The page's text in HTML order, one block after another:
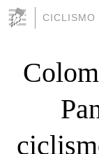
CICLISMO